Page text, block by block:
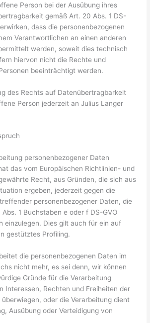
Person bei der Ausübung ihres
gemäß Art. 20 Abs. 1 DS-
dass die personenbezogenen
Verantwortlichen an einen anderen
werden, soweit dies technisch
hiervon nicht die Rechte und
beeinträchtigt werden.
des Rechts auf Datenübertragbarkeit
Person jederzeit an Julius Langer
personenbezogener Daten
das vom Europäischen Richtlinien- und
Recht, aus Gründen, die sich aus
ergeben, jederzeit gegen die
personenbezogener Daten, die
1 Buchstaben e oder f DS-GVO
einzulegen. Dies gilt auch für ein auf
gestütztes Profiling.
die personenbezogenen Daten im
nicht mehr, es sei denn, wir können
Gründe für die Verarbeitung
Interessen, Rechten und Freiheiten der
oder die Verarbeitung dient
Ausübung oder Verteidigung von